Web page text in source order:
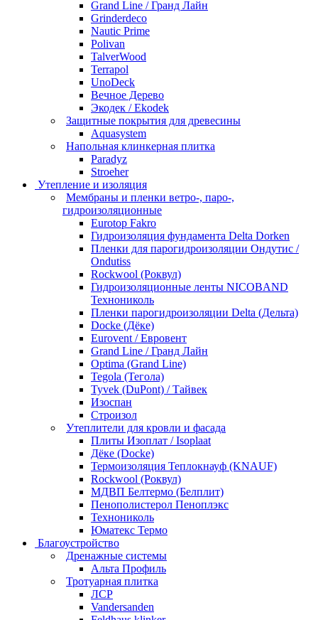
Grand Line / Гранд Лайн
Grinderdeco
Nautic Prime
Polivan
TalverWood
Terrapol
UnoDeck
Вечное Дерево
Экодек / Ekodek
Защитные покрытия для древесины
Aquasystem
Напольная клинкерная плитка
Paradyz
Stroeher
Утепление и изоляция
Мембраны и пленки ветро-, паро-,
гидроизоляционные
Eurotop Fakro
Гидроизоляция фундамента Delta Dorken
Пленки для парогидроизоляции Ондутис /
Ondutiss
Rockwool (Роквул)
Гидроизоляционные ленты NICOBAND
Технониколь
Пленки парогидроизоляции Delta (Дельта)
Docke (Дёке)
Eurovent / Евровент
Grand Line / Гранд Лайн
Optima (Grand Line)
Tegola (Тегола)
Tyvek (DuPont) / Тайвек
Изоспан
Строизол
Утеплители для кровли и фасада
Плиты Изоплат / Isoplaat
Дёке (Docke)
Термоизоляция Теплокнауф (KNAUF)
Rockwool (Роквул)
МДВП Белтермо (Белплит)
Пенополистерол Пеноплэкс
Технониколь
Юматекс Термо
Благоустройство
Дренажные системы
Альта Профиль
Тротуарная плитка
ЛСР
Vandersanden